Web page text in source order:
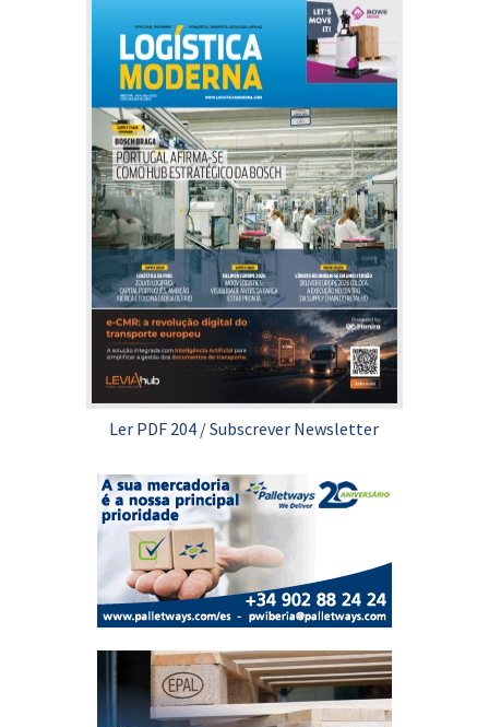
Ler PDF 204 /Subscrever Newsletter